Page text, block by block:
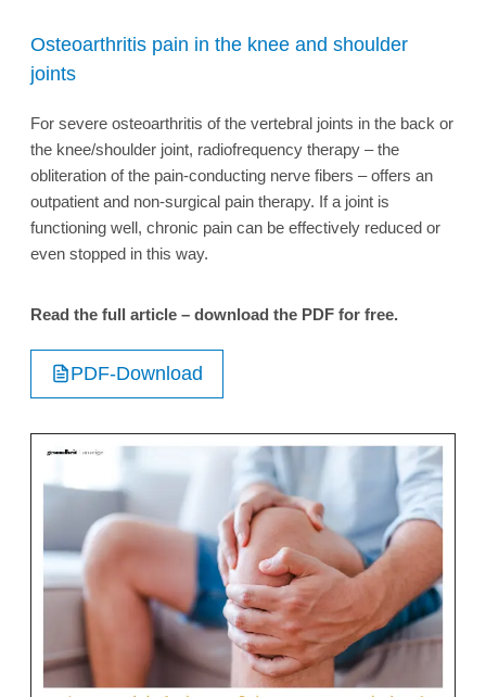
Osteoarthritis pain in the knee and shoulder
joints
For severe osteoarthritis of the vertebral joints in the back or
the knee/shoulder joint, radiofrequency therapy – the
obliteration of the pain-conducting nerve fibers – offers an
outpatient and non-surgical pain therapy. If a joint is
functioning well, chronic pain can be effectively reduced or
even stopped in this way.
Read the full article – download the PDF for free.
PDF-Download